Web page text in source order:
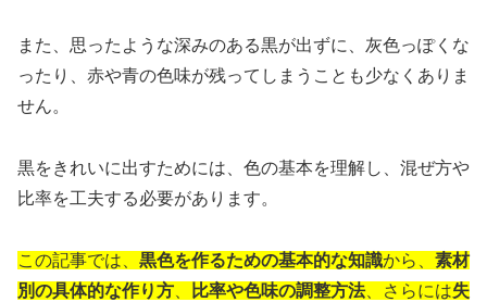
また、思ったような深みのある黒が出ずに、灰色っぽくな
ったり、赤や青の色味が残ってしまうことも少なくありま
せん。
黒をきれいに出すためには、色の基本を理解し、混ぜ方や
比率を工夫する必要があります。
この記事では、 黒色を作るための基本的な知識から、 素材
別の具体的な作り方
比率や色味の調整方法、さらには失